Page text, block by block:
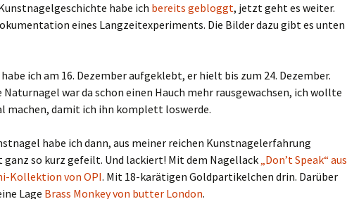
habe ich bereits gebloggt, jetzt geht es weiter.
eines Langzeitexperiments. Die Bilder dazu gibt es unten
ich am 16. Dezember aufgeklebt, er hielt bis zum 24. Dezember.
Naturnagel war da schon einen Hauch mehr rausgewachsen, ich wollte
machen, damit ich ihn komplett loswerde.
habe ich dann, aus meiner reichen Kunstnagelerfahrung
ganz so kurz gefeilt. Und lackiert! Mit dem Nagellack „Don’t Speak“ aus
Kollektion von OPI. Mit 18-karätigen Goldpartikelchen drin. Darüber
Lage Brass Monkey von butter London.